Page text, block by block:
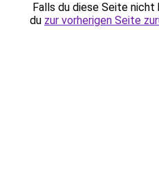
Falls du diese Seite
du zur vorherigen Seite